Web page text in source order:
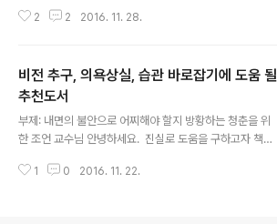
페인트 업계 중 나름 이름 있는 기업에 영업 사원으로 입사
누가 봐도 활발함이 넘치는 사람입니다. 그러다 보니 대학
생활 중에도 다른 또래 학생들보다도 많은 대외활동에 참
여하였고, 전국에 있는 다양한 사람들을 만날 수 있었습니
다. 또한 한 번 알게 된 사람에 대해서도 얼굴은 자주 보지
못하지만, 주기적인 연락을 취할 정도로 주변 사람들을 많
이 아끼는 편입니다. 또한 새로운 사람을 만날 때도 적극적
2 2 2016. 11. 28.
비전 추구, 의욕상실, 습관 바로잡기에 도움 될
추천도서
부제: 내면의 불안으로 어찌해야 할지 방황하는 청춘을 위
한 조언 교수님 안녕하세요. 진실로 도움을 구하고자 책도
되었습니다. 때로는 따뜻하고 또는 냉철하게 다양한 분들
1 0 2016. 11. 22.